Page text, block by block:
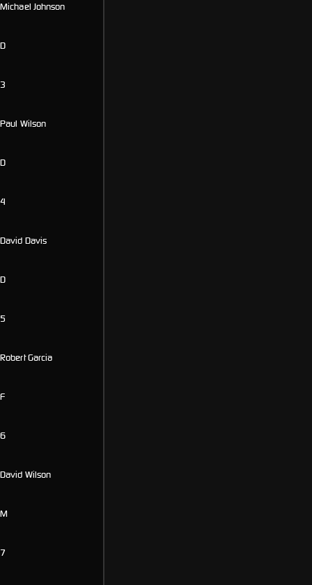
Michael Johnson
D
3
Paul Wilson
D
4
David Davis
D
5
Robert Garcia
F
6
David Wilson
M
7